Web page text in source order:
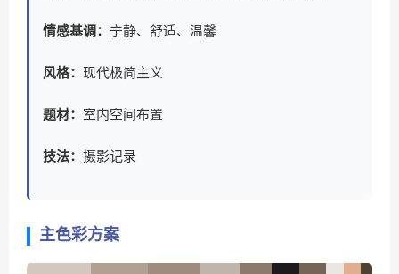
情感基调： 宁静、舒适、温馨
风格： 现代极简主义
题材： 室内空间布置
技法： 摄影记录
主色彩方案